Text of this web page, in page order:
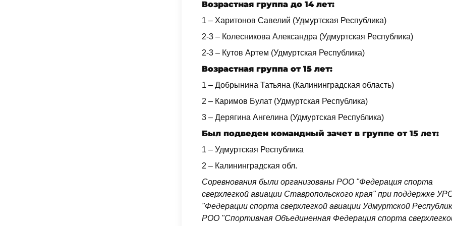
Возрастная группа до 14 лет:
1 – Харитонов Савелий (Удмуртская Республика)
2-3 – Колесникова Александра (Удмуртская Республика)
2-3 – Кутов Артем (Удмуртская Республика)
Возрастная группа от 15 лет:
1 – Добрынина Татьяна (Калининградская область)
2 – Каримов Булат (Удмуртская Республика)
3 – Дерягина Ангелина (Удмуртская Республика)
Был подведен командный зачет в группе от 15 лет:
1 – Удмуртская Республика
2 – Калининградская обл.
Соревнования были организованы РОО "Федерация спорта
сверхлегкой авиации Ставропольского края" при поддержке
"Федерации спорта сверхлегкой авиации Удмуртской
РОО "Спортивная Объединенная Федерация спорта